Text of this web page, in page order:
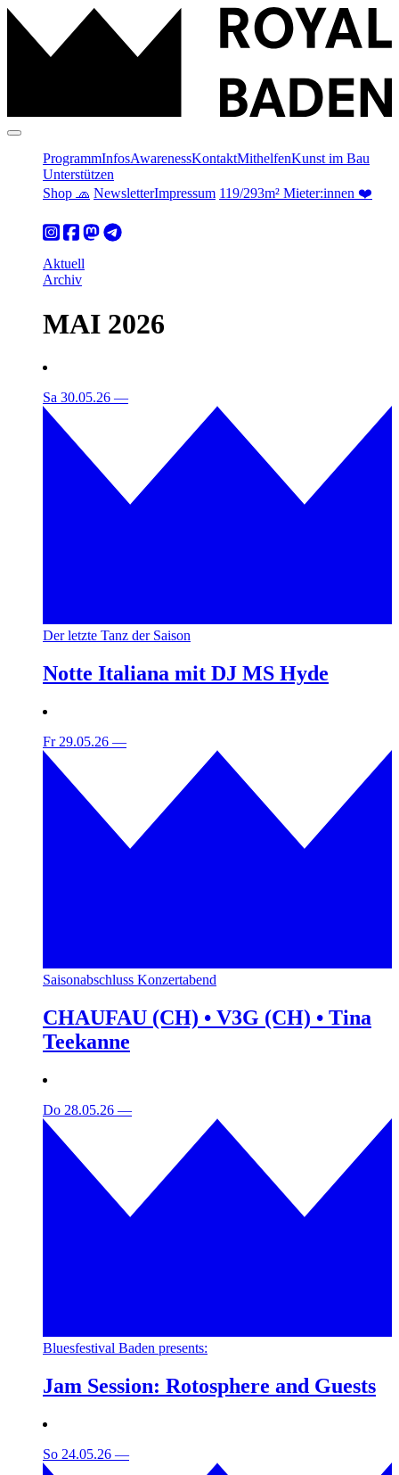
ProgrammInfosAwarenessKontaktMithelfenKunst im Bau
Unterstützen
Shop 🧢 NewsletterImpressum 119/293m² Mieter:innen ❤️
Aktuell
Archiv
MAI 2026
Sa 30.05.26 —
Der letzte Tanz der Saison
Notte Italiana mit DJ MS Hyde
Fr 29.05.26 —
Saisonabschluss Konzertabend
CHAUFAU (CH) • V3G (CH) • Tina
Teekanne
Do 28.05.26 —
Bluesfestival Baden presents:
Jam Session: Rotosphere and Guests
So 24.05.26 —